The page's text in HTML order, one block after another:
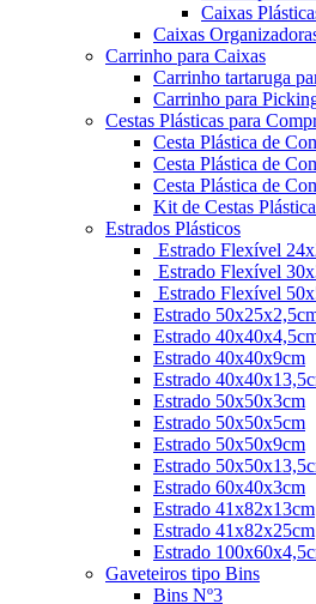
Caixas
Caixas
Carrinho para Caixas
Carrinho tartaruga
Carrinho para
Cestas Plásticas para
Cesta Plástica de
Cesta Plástica de
Cesta Plástica de
Kit de Cestas
Estrados Plásticos
Estrado Flexível
Estrado Flexível
Estrado Flexível
Estrado
Estrado
Estrado 40x40x9cm
Estrado
Estrado 50x50x3cm
Estrado 50x50x5cm
Estrado 50x50x9cm
Estrado
Estrado 60x40x3cm
Estrado 41x82x13cm
Estrado 41x82x25cm
Estrado
Gaveteiros tipo Bins
Bins Nº3